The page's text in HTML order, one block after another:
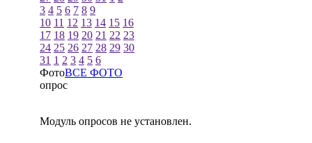
3 4 5 6 7 8 9
10 11 12 13 14 15 16
17 18 19 20 21 22 23
24 25 26 27 28 29 30
31 1 2 3 4 5 6
ФотоВСЕ ФОТО
опрос
Модуль опросов не установлен.